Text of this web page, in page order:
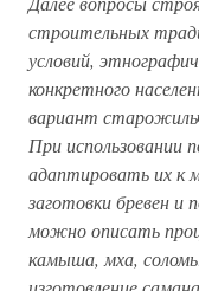
строительных
условий,
конкретного
вариант
При использовании
адаптировать их к
заготовки бревен и
можно описать
камыша, мха,